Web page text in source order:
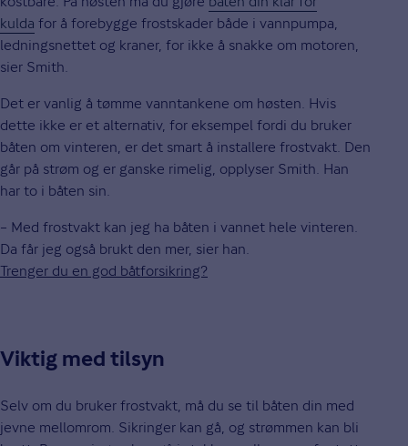
kulda for å forebygge frostskader både i vannpumpa,
ledningsnettet og kraner, for ikke å snakke om motoren,
sier Smith.
Det er vanlig å tømme vanntankene om høsten. Hvis
dette ikke er et alternativ, for eksempel fordi du bruker
båten om vinteren, er det smart å installere frostvakt. Den
går på strøm og er ganske rimelig, opplyser Smith. Han
har to i båten sin.
– Med frostvakt kan jeg ha båten i vannet hele vinteren.
Da får jeg også brukt den mer, sier han.
Trenger du en god båtforsikring?
Viktig med tilsyn
Selv om du bruker frostvakt, må du se til båten din med
jevne mellomrom. Sikringer kan gå, og strømmen kan bli